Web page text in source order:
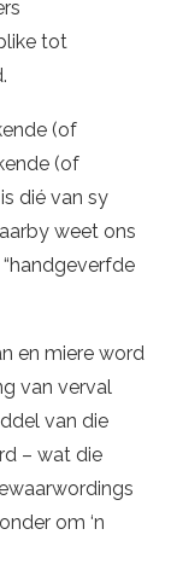
tot
(of
(of
dié van sy
weet ons
en miere word
van verval
van die
– wat die
om ‘n